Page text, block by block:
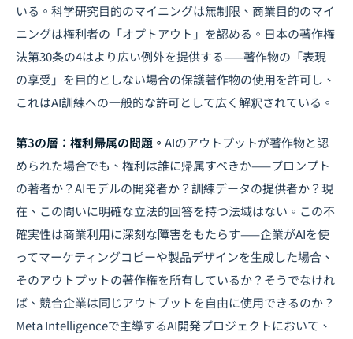
いる。科学研究目的のマイニングは無制限、商業目的のマイ
ニングは権利者の「オプトアウト」を認める。日本の著作権
法第30条の4はより広い例外を提供する——著作物の「表現
の享受」を目的としない場合の保護著作物の使用を許可し、
これはAI訓練への一般的な許可として広く解釈されている。
第3の層：権利帰属の問題。 AIのアウトプットが著作物と認
められた場合でも、権利は誰に帰属すべきか——プロンプト
の著者か？AIモデルの開発者か？訓練データの提供者か？現
在、この問いに明確な立法的回答を持つ法域はない。この不
確実性は商業利用に深刻な障害をもたらす——企業がAIを使
ってマーケティングコピーや製品デザインを生成した場合、
そのアウトプットの著作権を所有しているか？そうでなけれ
ば、競合企業は同じアウトプットを自由に使用できるのか？
Meta Intelligenceで主導するAI開発プロジェクトにおいて、